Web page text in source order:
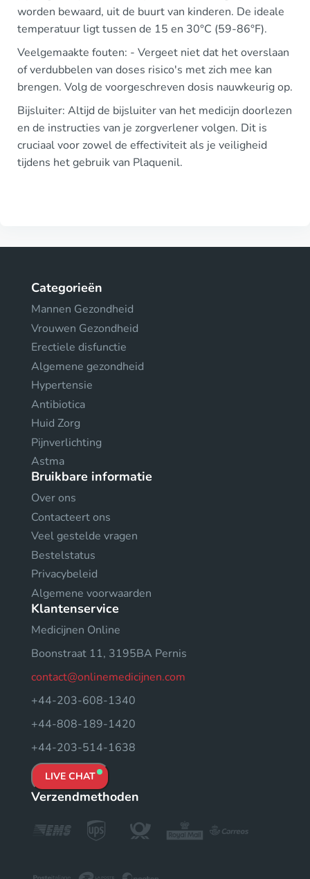
worden bewaard, uit de buurt van kinderen. De ideale
temperatuur ligt tussen de 15 en 30°C (59-86°F).
Veelgemaakte fouten: - Vergeet niet dat het overslaan
of verdubbelen van doses risico's met zich mee kan
brengen. Volg de voorgeschreven dosis nauwkeurig op.
Bijsluiter: Altijd de bijsluiter van het medicijn doorlezen
en de instructies van je zorgverlener volgen. Dit is
cruciaal voor zowel de effectiviteit als je veiligheid
tijdens het gebruik van Plaquenil.
Categorieën
Mannen Gezondheid
Vrouwen Gezondheid
Erectiele disfunctie
Algemene gezondheid
Hypertensie
Antibiotica
Huid Zorg
Pijnverlichting
Astma
Bruikbare informatie
Over ons
Contacteert ons
Veel gestelde vragen
Bestelstatus
Privacybeleid
Algemene voorwaarden
Klantenservice
Medicijnen Online
Boonstraat 11, 3195BA Pernis
contact@onlinemedicijnen.com
+44-203-608-1340
+44-808-189-1420
+44-203-514-1638
LIVE CHAT
Verzendmethoden